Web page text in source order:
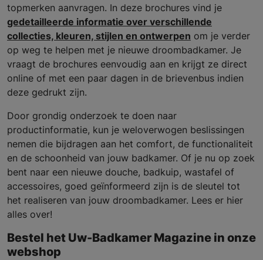
topmerken aanvragen. In deze brochures vind je
gedetailleerde informatie over verschillende
collecties, kleuren, stijlen en ontwerpen om je verder
op weg te helpen met je nieuwe droombadkamer. Je
vraagt de brochures eenvoudig aan en krijgt ze direct
online of met een paar dagen in de brievenbus indien
deze gedrukt zijn.
Door grondig onderzoek te doen naar
productinformatie, kun je weloverwogen beslissingen
nemen die bijdragen aan het comfort, de functionaliteit
en de schoonheid van jouw badkamer. Of je nu op zoek
bent naar een nieuwe douche, badkuip, wastafel of
accessoires, goed geïnformeerd zijn is de sleutel tot
het realiseren van jouw droombadkamer. Lees er hier
alles over!
Bestel het Uw-Badkamer Magazine in onze
webshop